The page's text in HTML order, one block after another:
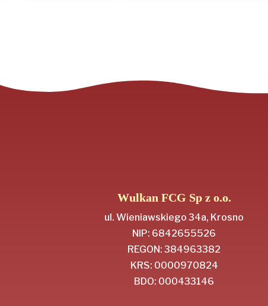
Wulkan FCG Sp z o.o.
ul. Wieniawskiego 34a, Krosno
NIP: 6842655526
REGON: 384963382
KRS: 0000970824
BDO: 000433146